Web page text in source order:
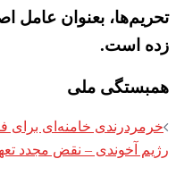
تحریم‌ها، بعنوان عامل
زده است.
همبستگی ملی
Post
navigation
خرمردرندی خامنه‌ای برای
رژیم آخوندی – نقض مجدد